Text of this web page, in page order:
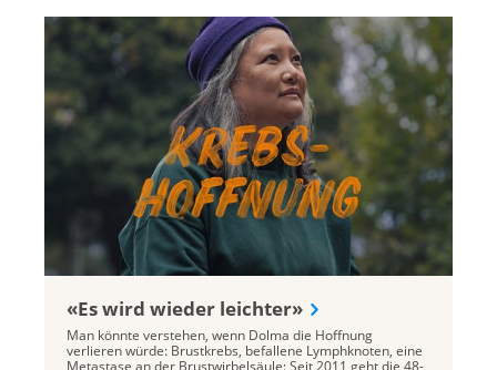
«Es wird wieder leichter»
Man könnte verstehen, wenn Dolma die Hoffnung
verlieren würde: Brustkrebs, befallene Lymphknoten, eine
Metastase an der Brustwirbelsäule: Seit 2011 geht die 48-